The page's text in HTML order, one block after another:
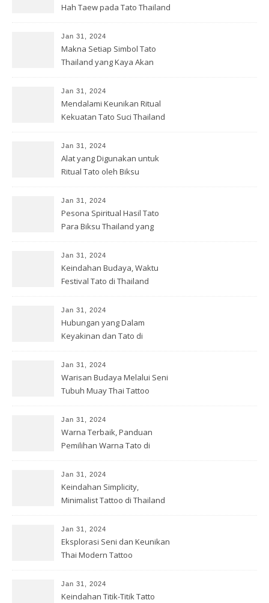
Hah Taew pada Tato Thailand
Jan 31, 2024
Makna Setiap Simbol Tato
Thailand yang Kaya Akan
Jan 31, 2024
Mendalami Keunikan Ritual
Kekuatan Tato Suci Thailand
Jan 31, 2024
Alat yang Digunakan untuk
Ritual Tato oleh Biksu
Jan 31, 2024
Pesona Spiritual Hasil Tato
Para Biksu Thailand yang
Jan 31, 2024
Keindahan Budaya, Waktu
Festival Tato di Thailand
Jan 31, 2024
Hubungan yang Dalam
Keyakinan dan Tato di
Jan 31, 2024
Warisan Budaya Melalui Seni
Tubuh Muay Thai Tattoo
Jan 31, 2024
Warna Terbaik, Panduan
Pemilihan Warna Tato di
Jan 31, 2024
Keindahan Simplicity,
Minimalist Tattoo di Thailand
Jan 31, 2024
Eksplorasi Seni dan Keunikan
Thai Modern Tattoo
Jan 31, 2024
Keindahan Titik-Titik Tatto